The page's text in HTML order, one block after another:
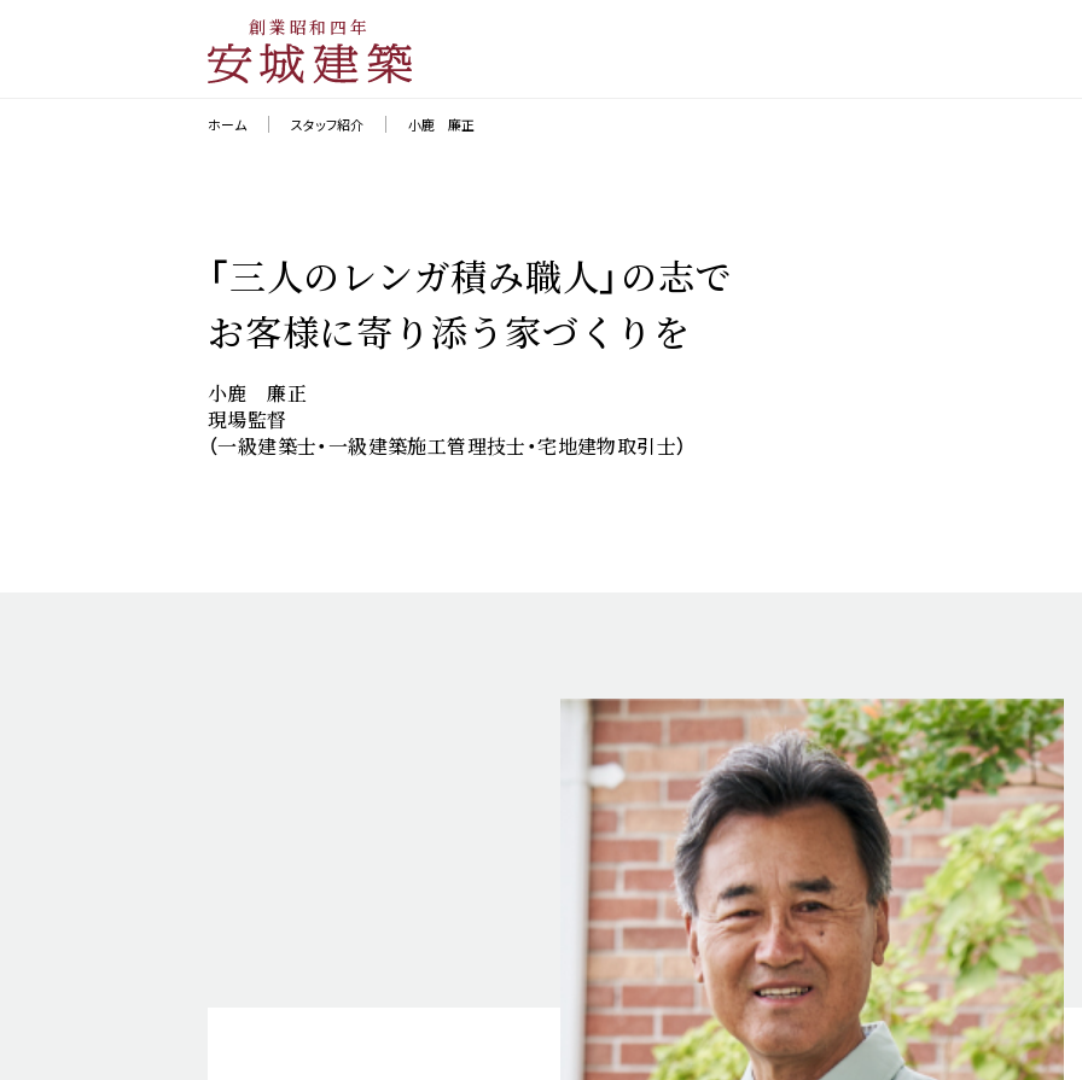
創業昭和四年
ホーム スタッフ紹介 小鹿 廉正
「三人のレンガ積み職人」の志で
お客様に寄り添う家づくりを
小鹿 廉正
現場監督
（一級建築士・一級建築施工管理技士・宅地建物取引士）